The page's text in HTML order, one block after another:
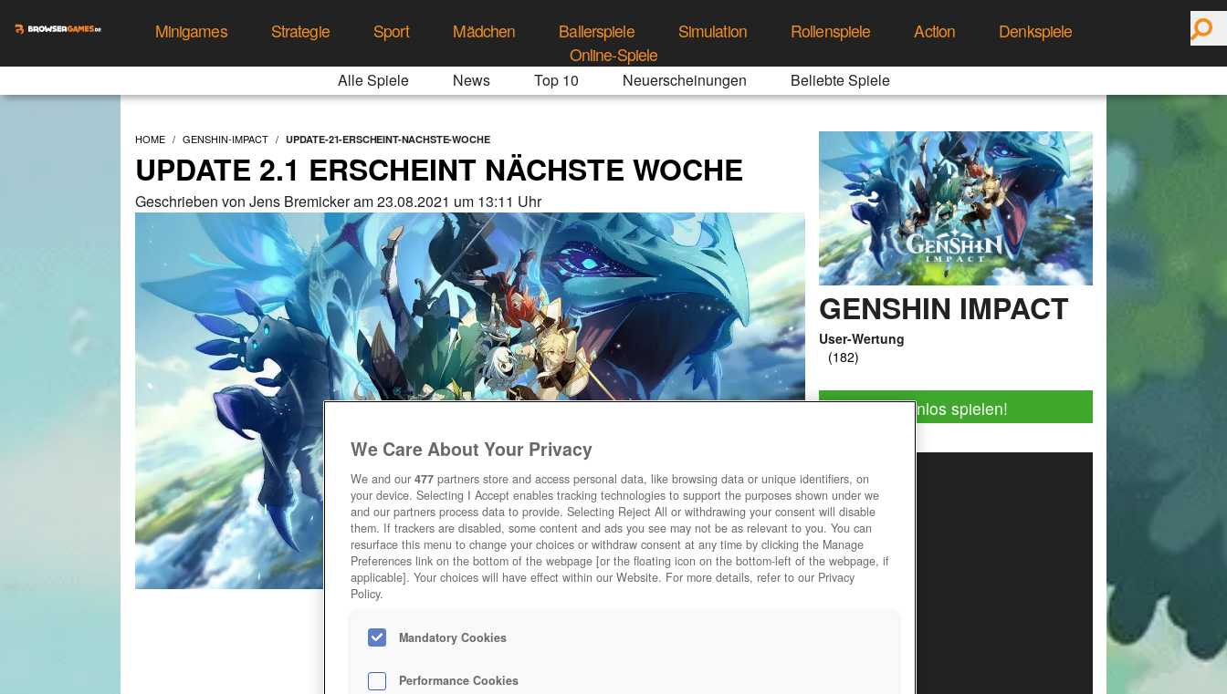
Minigames Strategie Sport Mädchen Ballerspiele Simulation Rollenspiele Action
Denkspiele
Online-Spiele
Alle Spiele News Top 10 Neuerscheinungen Beliebte Spiele
HOME GENSHIN-IMPACT UPDATE-21-ERSCHEINT-NACHSTE-WOCHE
UPDATE 2.1 ERSCHEINT NÄCHSTE WOCHE
Geschrieben von Jens Bremicker am 23.08.2021 um 13:11 Uhr
GENSHIN IMPACT
User-Wertung
Jetzt kostenlos spielen!
We Care About Your Privacy
We and our 477 partners store and access personal data, like browsing data or unique identifiers, on
your device. Selecting I Accept enables tracking technologies to support the purposes shown under we
and our partners process data to provide. Selecting Reject All or withdrawing your consent will disable
them. If trackers are disabled, some content and ads you see may not be as relevant to you. You can
resurface this menu to change your choices or withdraw consent at any time by clicking the Manage
Preferences link on the bottom of the webpage [or the floating icon on the bottom-left of the webpage, if
applicable]. Your choices will have effect within our Website. For more details, refer to our Privacy
Policy.
Mandatory Cookies
Performance Cookies